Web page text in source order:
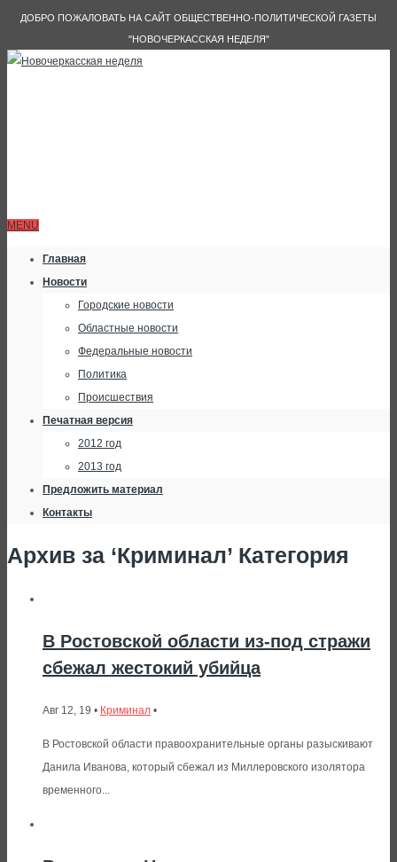
ДОБРО ПОЖАЛОВАТЬ НА САЙТ ОБЩЕСТВЕННО-ПОЛИТИЧЕСКОЙ ГАЗЕТЫ
"НОВОЧЕРКАССКАЯ НЕДЕЛЯ"
MENU
Главная
Новости
Городские новости
Областные новости
Федеральные новости
Политика
Происшествия
Печатная версия
2012 год
2013 год
Предложить материал
Контакты
Архив за ‘Криминал’ Категория
В Ростовской области из-под стражи
сбежал жестокий убийца
Авг 12, 19 • Криминал •
В Ростовской области правоохранительные органы разыскивают
Данила Иванова, который сбежал из Миллеровского изолятора
временного...